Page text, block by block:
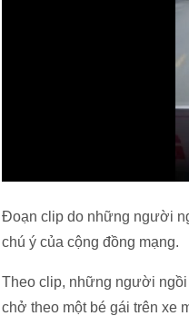
Đoạn clip do những người
chú ý của cộng đồng mạng.
Theo clip, những người
chở theo một bé gái trên xe